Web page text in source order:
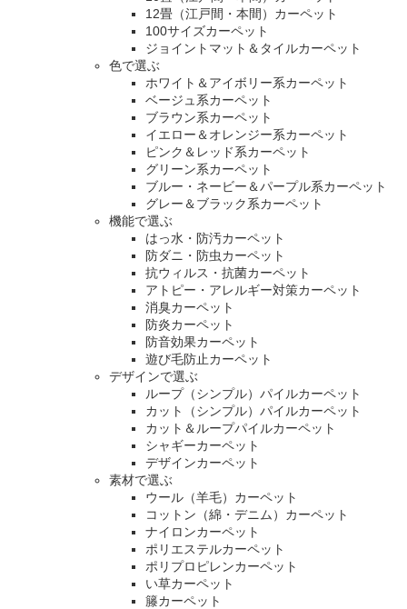
12畳（江戸間・本間）カーペット
100サイズカーペット
ジョイントマット＆タイルカーペット
色で選ぶ
ホワイト＆アイボリー系カーペット
ベージュ系カーペット
ブラウン系カーペット
イエロー＆オレンジー系カーペット
ピンク＆レッド系カーペット
グリーン系カーペット
ブルー・ネービー＆パープル系カーペット
グレー＆ブラック系カーペット
機能で選ぶ
はっ水・防汚カーペット
防ダニ・防虫カーペット
抗ウィルス・抗菌カーペット
アトピー・アレルギー対策カーペット
消臭カーペット
防炎カーペット
防音効果カーペット
遊び毛防止カーペット
デザインで選ぶ
ループ（シンプル）パイルカーペット
カット（シンプル）パイルカーペット
カット＆ループパイルカーペット
シャギーカーペット
デザインカーペット
素材で選ぶ
ウール（羊毛）カーペット
コットン（綿・デニム）カーペット
ナイロンカーペット
ポリエステルカーペット
ポリプロピレンカーペット
い草カーペット
籐カーペット